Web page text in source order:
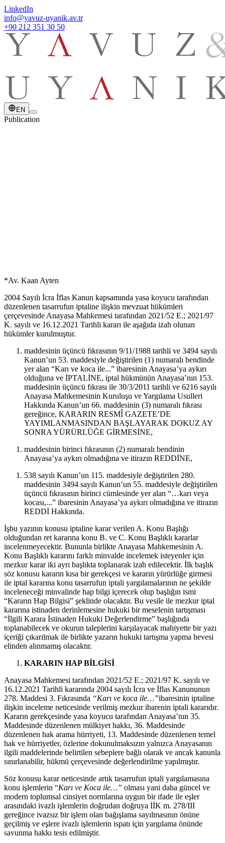
LinkedIn
info@yavuz-uyanik.av.tr
+90 212 351 30 50
EN
Publication
*Av. Kaan Ayten
2004 Sayılı İcra İflas Kanun kapsamında yasa koyucu tarafından
düzenlenen tasarrufun iptaline ilişkin mevzuat hükümleri
çerçevesinde Anayasa Mahkemesi tarafından 2021/52 E.; 2021/97
K. sayılı ve 16.12.2021 Tarihli kararı ile aşağıda izah olunan
hükümler kurulmuştur.
maddesinin üçüncü fıkrasının 9/11/1988 tarihli ve 3494 sayılı
Kanun’un 53. maddesiyle değiştirilen (1) numaralı bendinde
yer alan “Karı ve koca ile...” ibaresinin Anayasa’ya aykırı
olduğuna ve İPTALİNE, iptal hükmünün Anayasa’nın 153.
maddesinin üçüncü fıkrası ile 30/3/2011 tarihli ve 6216 sayılı
Anayasa Mahkemesinin Kuruluşu ve Yargılama Usulleri
Hakkında Kanun’un 66. maddesinin (3) numaralı fıkrası
gereğince, KARARIN RESMÎ GAZETE’DE
YAYIMLANMASINDAN BAŞLAYARAK DOKUZ AY
SONRA YÜRÜRLÜĞE GİRMESİNE,
maddesinin birinci fıkrasının (2) numaralı bendinin
Anayasa’ya aykırı olmadığına ve itirazın REDDİNE,
538 sayılı Kanun’un 115. maddesiyle değiştirilen 280.
maddesinin 3494 sayılı Kanun’un 55. maddesiyle değiştirilen
üçüncü fıkrasının birinci cümlesinde yer alan “…karı veya
kocası,...” ibaresinin Anayasa’ya aykırı olmadığına ve itirazın
REDDİ Hakkında.
İşbu yazının konusu iptaline karar verilen A. Konu Başlığı
olduğundan ret kararına konu B. ve C. Konu Başlıklı kararlar
incelenmeyecektir. Bununla birlikte Anayasa Mahkemesinin A.
Konu Başlıklı kararını farklı minvalde incelemek isteyenler için
mezkur karar iki ayrı başlıkta toplanarak izah edilecektir. İlk başlık
söz konusu kararın kısa bir gerekçesi ve kararın yürürlüğe girmesi
ile iptal kararına konu tasarrufun iptali yargılamalarının ne şekilde
inceleneceği minvalinde hap bilgi içerecek olup başlığın ismi
“Kararın Hap Bilgisi” şeklinde olacaktır. Bu vesile ile mezkur iptal
kararına istinaden derinlemesine hukuki bir meselenin tartışması
“İlgili Karara İstinaden Hukuki Değerlendirme” başlığında
toplanabilecek ve okurun taleplerini karşılayacak mahiyette bir yazı
içeriği çıkarılmak ile birlikte yazarın hukuki tartışma yapma hevesi
elinden alınmamış olacaktır.
KARARIN HAP BİLGİSİ
Anayasa Mahkemesi tarafından 2021/52 E.; 2021/97 K. sayılı ve
16.12.2021 Tarihli kararında 2004 sayılı İcra ve İflas Kanununun
278. Maddesi 3. Fıkrasında “Karı ve koca ile…”ibaresinin iptaline
ilişkin inceleme neticesinde verilmiş mezkur ibarenin iptali kararıdır.
Kararın gerekçesinde yasa koyucu tarafından Anayasa’nın 35.
Maddesinde düzenlenen mülkiyet hakkı, 36. Maddesinde
düzenlenen hak arama hürriyeti, 13. Maddesinde düzenlenen temel
hak ve hürriyetler, özlerine dokunulmaksızın yalnızca Anayasanın
ilgili maddelerinde belirtilen sebeplere bağlı olarak ve ancak kanunla
sınırlanabilir, hükmü çerçevesinde değerlendirilme yapılmıştır.
Söz konusu karar neticesinde artık tasarrufun iptali yargılamasına
konu işlemlerin “Karı ve Koca ile…” olması yani daha güncel ve
modern toplumsal cinsiyet normlarına uygun bir ifade ile eşler
arasındaki ivazlı işlemlerin doğrudan doğruya İİK m. 278/III
gereğince ivazsız bir işlem olan bağışlama sayılmasının önüne
geçilmiş ve eşlere ivazlı işlemlerin ispatı için yargılama önünde
savunma hakkı tesis edilmiştir.